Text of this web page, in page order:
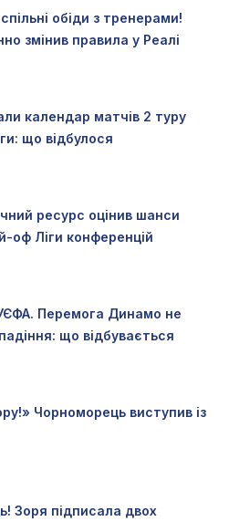
обіди з тренерами!
змінив правила у Реалі
календар матчів 2 туру
що відбулося
ресурс оцінив шанси
оф Ліги конференцій
Перемога Динамо не
що відбувається
Чорноморець виступив із
Зоря підписала двох